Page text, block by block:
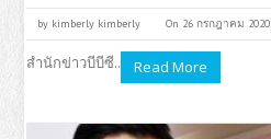
by kimberly kimberly On 26 กรกฎาคม 2020
สำนักข่าวบีบีซี.. Read More